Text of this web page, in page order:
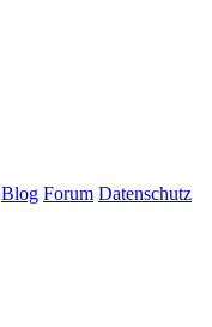
Blog Forum Datenschutz